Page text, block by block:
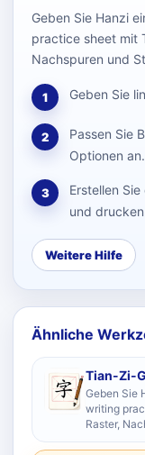
Geben Sie Hanzi
practice sheet mit
Nachspuren und
1 Geben Sie
2
Passen Sie
Optionen an.
3
Erstellen
und
Weitere Hilfe
Ähnliche
Tian-Zi-
Geben Sie
writing
Raster,